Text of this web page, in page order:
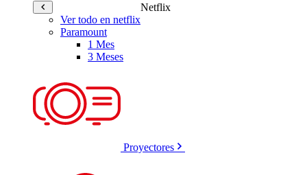
Netflix
Ver todo en netflix
Paramount
1 Mes
3 Meses
Proyectores